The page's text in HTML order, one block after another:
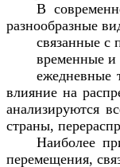
В
разнообразные
связанные с
временные и
ежедневные
влияние на
анализируются
страны,
Наиболее
перемещения,